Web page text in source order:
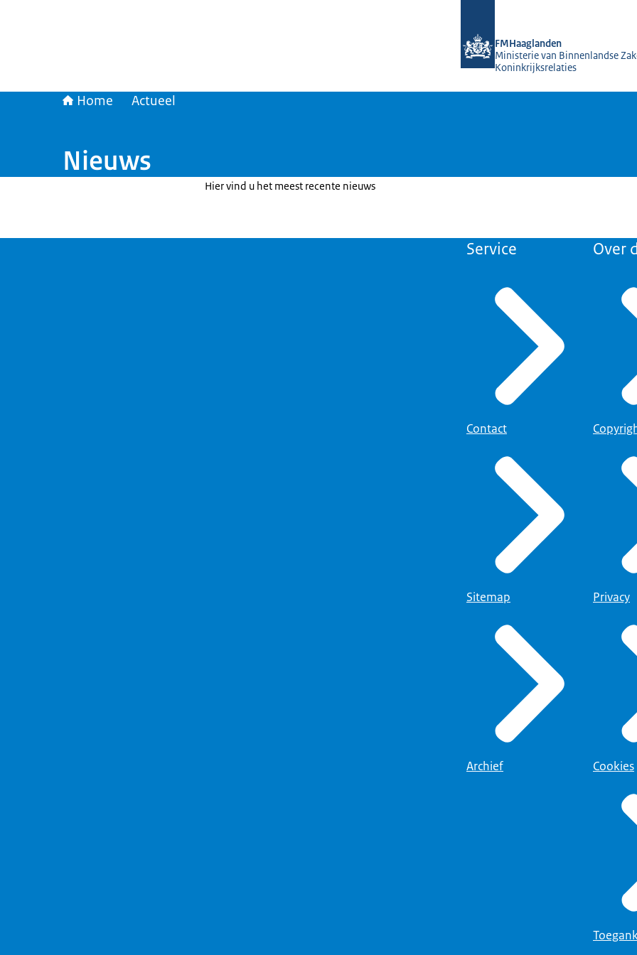
FMHaaglanden
Ministerie van Binnenlandse
Koninkrijksrelaties
Home Actueel
Nieuws
Hier vind u het meest recente nieuws
Service
Contact
Sitemap
Archief
Over
Privacy
Cookies